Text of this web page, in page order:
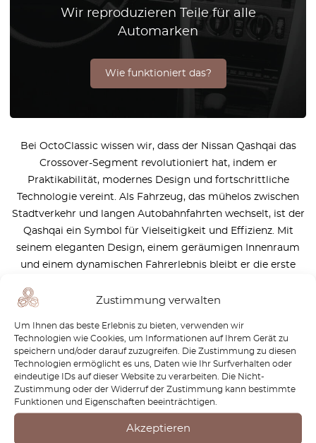
Zustimmung verwalten
Um Ihnen das beste Erlebnis zu bieten, verwenden wir
Technologien wie Cookies, um Informationen auf Ihrem Gerät zu
speichern und/oder darauf zuzugreifen. Die Zustimmung zu diesen
Technologien ermöglicht es uns, Daten wie Ihr Surfverhalten oder
eindeutige IDs auf dieser Website zu verarbeiten. Die Nicht-
Zustimmung oder der Widerruf der Zustimmung kann bestimmte
Funktionen und Eigenschaften beeinträchtigen.
Akzeptieren
Wir reproduzieren Teile für alle
Automarken
Wie funktioniert das?
Bei OctoClassic wissen wir, dass der Nissan Qashqai das
Crossover-Segment revolutioniert hat, indem er
Praktikabilität, modernes Design und fortschrittliche
Technologie vereint. Als Fahrzeug, das mühelos zwischen
Stadtverkehr und langen Autobahnfahrten wechselt, ist der
Qashqai ein Symbol für Vielseitigkeit und Effizienz. Mit
seinem eleganten Design, einem geräumigen Innenraum
und einem dynamischen Fahrerlebnis bleibt er die erste
schätzen. Einen Qashqai zu besitzen bedeutet, die perfekte
Ingenieurskunst zu genießen. Bei OctoClassic unterstützen
wir Fahrer, die Wert auf Qualität und Langlebigkeit legen.
Unsere Leidenschaft für Automobiltechnik sorgt dafür, dass
Ihr Nissan Qashqai über Jahre hinweg zuverlässig und
stilvoll bleibt. Vertrauen Sie OctoClassic, um den Fahrspaß